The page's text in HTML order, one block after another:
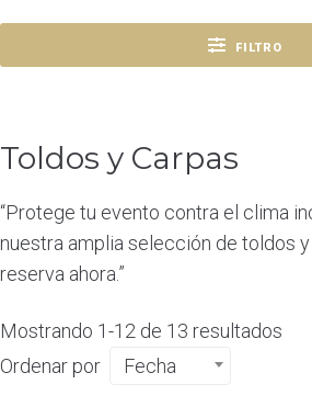
FILTRO
Toldos y Carpas
“Protege tu evento contra el clima
nuestra amplia selección de toldos
reserva ahora.”
Mostrando 1-12 de 13 resultados
Ordenar por
Fecha